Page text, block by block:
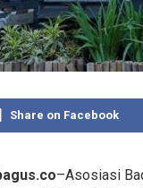
Share on Facebook
–Asosiasi